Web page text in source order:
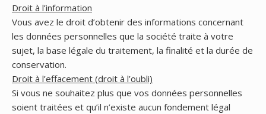
Droit à l’information
Vous avez le droit d’obtenir des informations concernant
les données personnelles que la société traite à votre
sujet, la base légale du traitement, la finalité et la durée de
conservation.
Droit à l’effacement (droit à l’oubli)
Si vous ne souhaitez plus que vos données personnelles
soient traitées et qu’il n’existe aucun fondement légal